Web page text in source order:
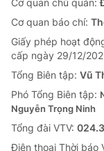
Cơ quan báo chí:
Giấy phép hoạt
cấp ngày 29/12/
Tổng Biên tập: Vũ
Phó Tổng Biên tập:
Nguyễn Trọng Ninh
Tổng đài VTV:
Ðiện thoại Thời báo